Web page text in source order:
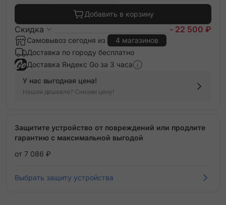
Добавить в корзину
Скидка - 22 500 ₽
Самовывоз сегодня из
4 магазинов
Доставка по городу бесплатно
Доставка Яндекс Go за 3 часа
У нас выгодная цена!
Нашли дешевле? Снизим цену!
Защитите устройство от повреждений или продлите
гарантию с максимальной выгодой
от 7 086 ₽
Выбрать защиту устройства